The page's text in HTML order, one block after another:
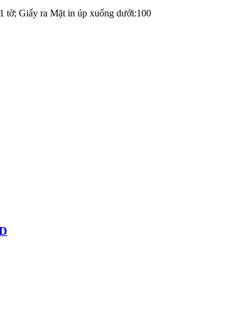
tờ; Giấy ra Mặt in úp xuống dưới:100